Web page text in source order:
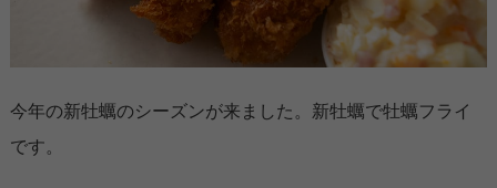
今年の新牡蠣のシーズンが来ました。新牡蠣で牡蠣フライ
です。